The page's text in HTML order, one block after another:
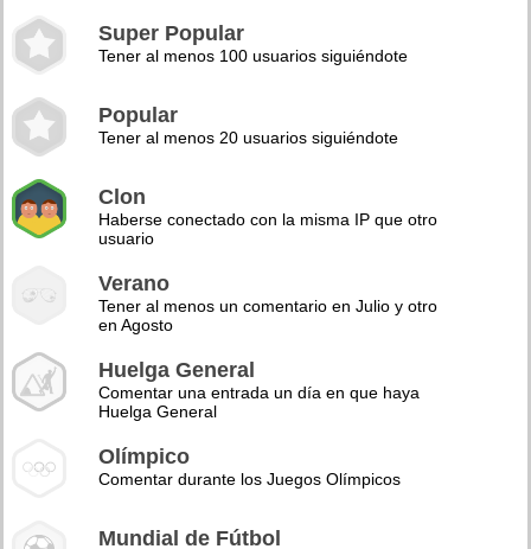
Super Popular
Tener al menos 100 usuarios siguiéndote
Popular
Tener al menos 20 usuarios siguiéndote
Clon
Haberse conectado con la misma IP que otro
usuario
Verano
Tener al menos un comentario en Julio y otro
en Agosto
Huelga General
Comentar una entrada un día en que haya
Huelga General
Olímpico
Comentar durante los Juegos Olímpicos
Mundial de Fútbol